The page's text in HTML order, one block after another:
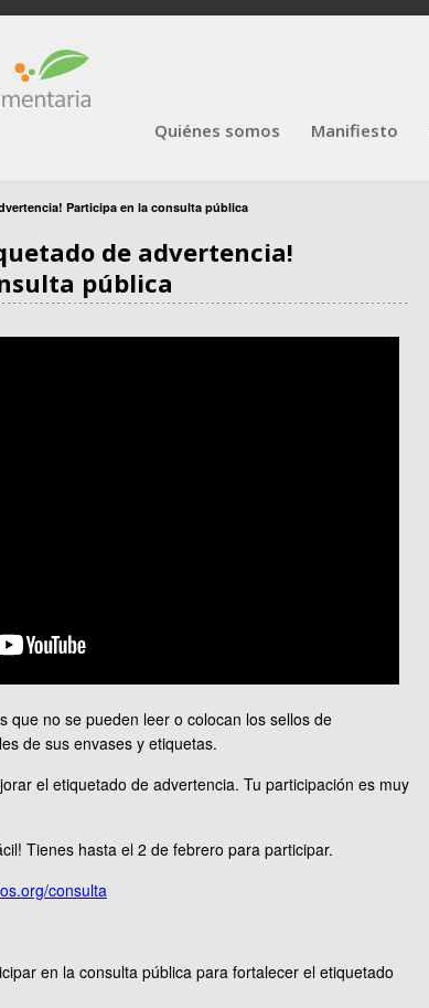
Quiénes somos Manifiesto
Participa en la consulta pública
de advertencia!
pública
que no se pueden leer o colocan los sellos de
de sus envases y etiquetas.
el etiquetado de advertencia. Tu participación es muy
Tienes hasta el 2 de febrero para participar.
consulta
en la consulta pública para fortalecer el etiquetado